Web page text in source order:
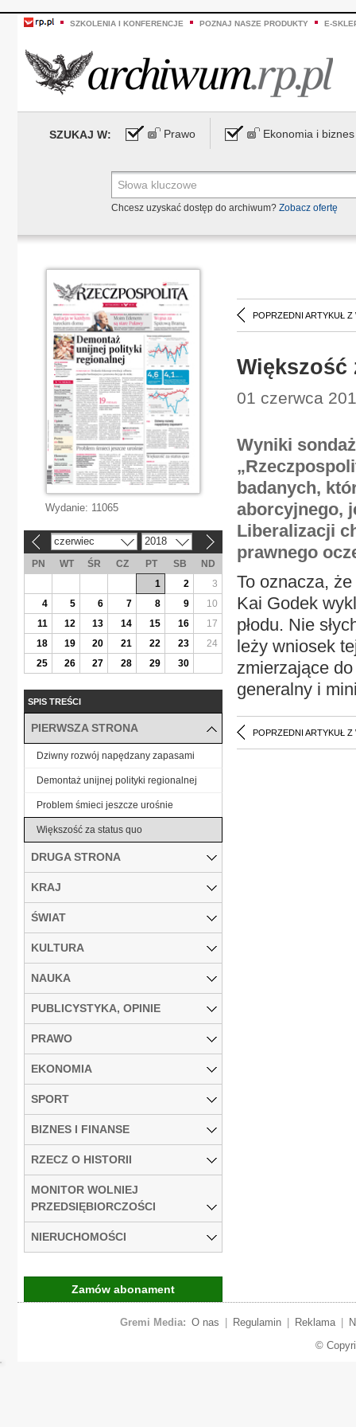
SZKOLENIA I KONFERENCJE POZNAJ NASZE PRODUKTY E-
SZUKAJ W: Prawo Ekonomia i biznes
Chcesz uzyskać dostęp do archiwum? Zobacz ofertę
POPRZEDNI ARTYKUŁ Z
Większość
01 czerwca
Wyniki
badanych,
aborcyjnego,
Liberalizacji
prawnego
To oznacza,
Kai Godek
płodu. Nie
leży wniosek
zmierzające
generalny i
POPRZEDNI ARTYKUŁ Z
Wydanie: 11065
czerwiec 2018
PN WT ŚR CZ PT SB
ND
1
2
3
4
5 6 7 8 9
10
11
12 13 14 15 16
17
18
19 20 21 22 23
24
25
26 27 28 29 30
SPIS TREŚCI
PIERWSZA STRONA
Dziwny rozwój napędzany zapasami
Demontaż unijnej polityki regionalnej
Problem śmieci jeszcze urośnie
Większość za status quo
DRUGA STRONA
KRAJ
ŚWIAT
KULTURA
NAUKA
PUBLICYSTYKA, OPINIE
PRAWO
EKONOMIA
SPORT
BIZNES I FINANSE
RZECZ O HISTORII
MONITOR WOLNIEJ
PRZEDSIĘBIORCZOŚCI
NIERUCHOMOŚCI
Zamów abonament
Gremi Media: O nas Regulamin Reklama
©